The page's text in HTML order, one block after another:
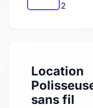
Location
sans fil